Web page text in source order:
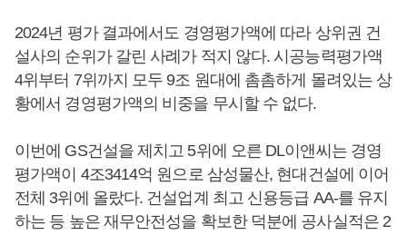
2024년 평가 결과에서도 경영평가액에 따라 상위권 건
설사의 순위가 갈린 사례가 적지 않다. 시공능력평가액
4위부터 7위까지 모두 9조 원대에 촘촘하게 몰려있는 상
황에서 경영평가액의 비중을 무시할 수 없다.
이번에 GS건설을 제치고 5위에 오른 DL이앤씨는 경영
평가액이 4조3414억 원으로 삼성물산, 현대건설에 이어
전체 3위에 올랐다. 건설업계 최고 신용등급 AA-를 유지
하는 등 높은 재무안전성을 확보한 덕분에 공사실적은 2